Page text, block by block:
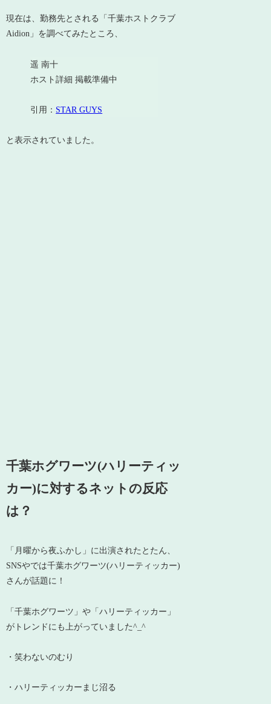
現在は、勤務先とされる「千葉ホストクラブ
Aidion」を調べてみたところ、
遥 南十
ホスト詳細 掲載準備中
引用： STAR GUYS
と表示されていました。
千葉ホグワーツ(ハリーティッ
カー)に対するネットの反応
は？
「月曜から夜ふかし」に出演されたとたん、
SNSやでは千葉ホグワーツ(ハリーティッカー)
さんが話題に！
「千葉ホグワーツ」や「ハリーティッカー」
がトレンドにも上がっていました^_^
・笑わないのむり
・ハリーティッカーまじ沼る